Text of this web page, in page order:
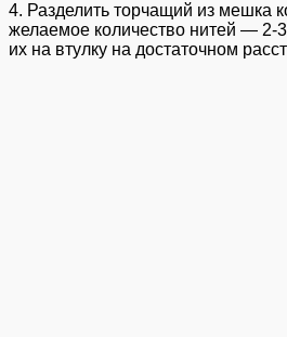
4. Разделить торчащий из мешка
желаемое количество нитей — 2-
их на втулку на достаточном